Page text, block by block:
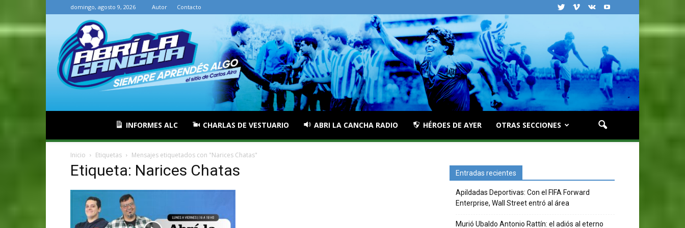
domingo, agosto 9, 2026 Autor Contacto
INFORMES ALC CHARLAS DE VESTUARIO ABRI LA CANCHA RADIO HÉROES DE AYER OTRAS SECCIONES
Inicio Etiquetas Mensajes etiquetados con "Narices Chatas"
Etiqueta: Narices Chatas Entradas recientes
Apildadas Deportivas: Con el FIFA Forward
Enterprise, Wall Street entró al área
Murió Ubaldo Antonio Rattín: el adiós al eterno